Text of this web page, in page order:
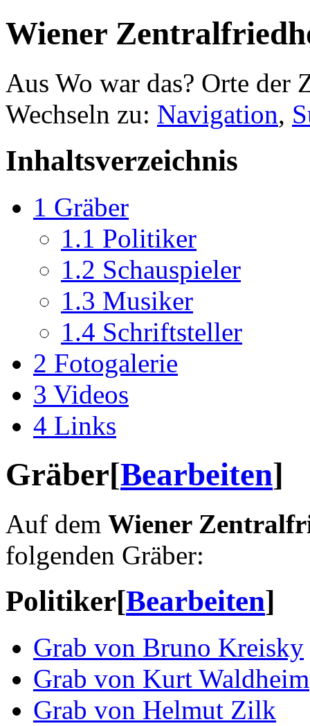
Wiener
Aus Wo war das? Orte der
Wechseln zu: Navigation,
Inhaltsverzeichnis
1 Gräber
1.1 Politiker
1.2 Schauspieler
1.3 Musiker
1.4 Schriftsteller
2 Fotogalerie
3 Videos
4 Links
Gräber[Bearbeiten]
Auf dem Wiener
folgenden Gräber:
Politiker[Bearbeiten]
Grab von Bruno Kreisky
Grab von Kurt Waldheim
Grab von Helmut Zilk